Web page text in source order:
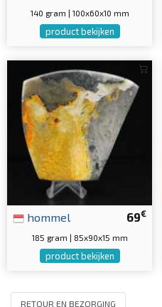
140 gram | 100x60x10 mm
product bekijken
69€
hommel
185 gram | 85x90x15 mm
product bekijken
RETOUR EN BEZORGING